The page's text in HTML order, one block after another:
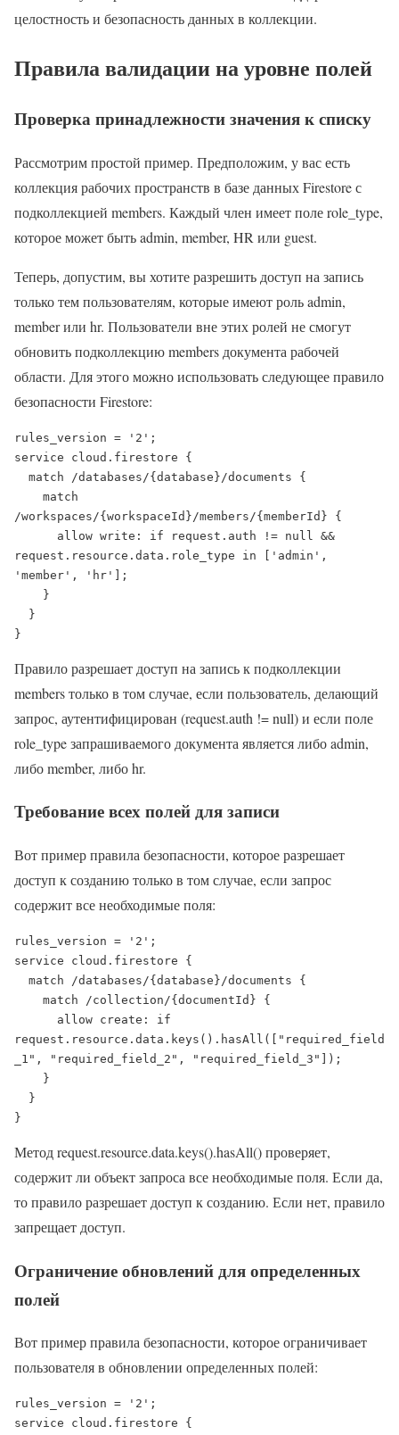
целостность и безопасность данных в коллекции.
Правила валидации на уровне полей
Проверка принадлежности значения к списку
Рассмотрим простой пример. Предположим, у вас есть
коллекция рабочих пространств в базе данных Firestore с
подколлекцией members. Каждый член имеет поле role_type,
которое может быть admin, member, HR или guest.
Теперь, допустим, вы хотите разрешить доступ на запись
только тем пользователям, которые имеют роль admin,
member или hr. Пользователи вне этих ролей не смогут
обновить подколлекцию members документа рабочей
области. Для этого можно использовать следующее правило
безопасности Firestore:
rules_version = '2';
service cloud.firestore {
/workspaces/{workspaceId}/members/{memberId} {
request.resource.data.role_type in ['admin',
'member', 'hr'];
}
Правило разрешает доступ на запись к подколлекции
members только в том случае, если пользователь, делающий
запрос, аутентифицирован (request.auth != null) и если поле
role_type запрашиваемого документа является либо admin,
либо member, либо hr.
Требование всех полей для записи
Вот пример правила безопасности, которое разрешает
доступ к созданию только в том случае, если запрос
содержит все необходимые поля:
rules_version = '2';
service cloud.firestore {
request.resource.data.keys().hasAll(["required_field
_1", "required_field_2", "required_field_3"]);
}
Метод request.resource.data.keys().hasAll() проверяет,
содержит ли объект запроса все необходимые поля. Если да,
то правило разрешает доступ к созданию. Если нет, правило
запрещает доступ.
Ограничение обновлений для определенных
полей
Вот пример правила безопасности, которое ограничивает
пользователя в обновлении определенных полей:
rules_version = '2';
service cloud.firestore {